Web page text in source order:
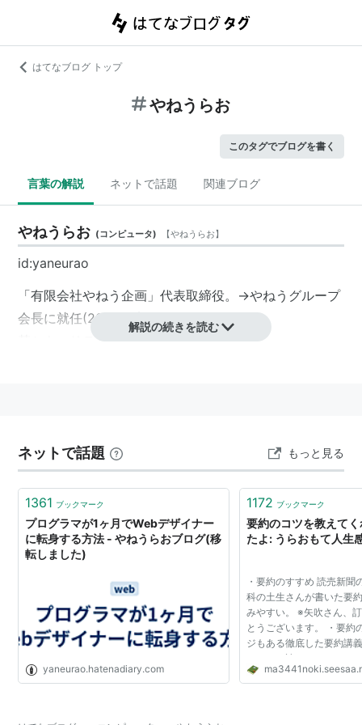
はてなブログ トップ
やねうらお
このタグでブログを書く
言葉の解説 ネットで話題 関連ブログ
やねうらお (コンピュータ) 【やねうらお】
id:yaneurao
「有限会社やねう企画」代表取締役。→やねうグループ
会長に就任(2006年末)
某セキュリティ会社 取締役。
サークル→「やねう らお」
某K社のアーケードゲームをPCでシミュレートしたフリ
ーソフトウェア・BM98を発表、たちまちネット上で話
題になる。
またゲームプログラミングに関する書籍も刊行。
「Windowsプロフェッショナルゲームプログラミン
解説の続きを読む
ネットで話題 もっと見る
1361 ブックマーク
プログラマが1ヶ月でWebデザイナー
に転身する方法 - やねうらおブログ(移
転しました)
yaneurao.hatenadiary.com
1172 ブックマーク
要約のコツを教えて
たよ: うらおもて人生
・要約のすすめ 読売新聞
科の土生さんが書いた要
みやすい。 ※矢吹さん、
とうございます。 ・要約
ジもある徹底した要約講
ホイホイ読めちゃいます
もある親切設計。 無料で